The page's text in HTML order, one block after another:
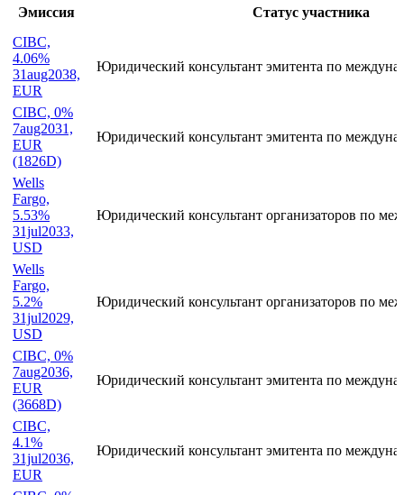
Участие в сделках
Эмиссия
Статус участника
4.06%
31aug2038,
EUR
CIBC, 0%
7aug2031,
EUR
(1826D)
Wells
5.53%
31jul2033,
USD
Wells
5.2%
31jul2029,
USD
CIBC, 0%
7aug2036,
EUR
(3668D)